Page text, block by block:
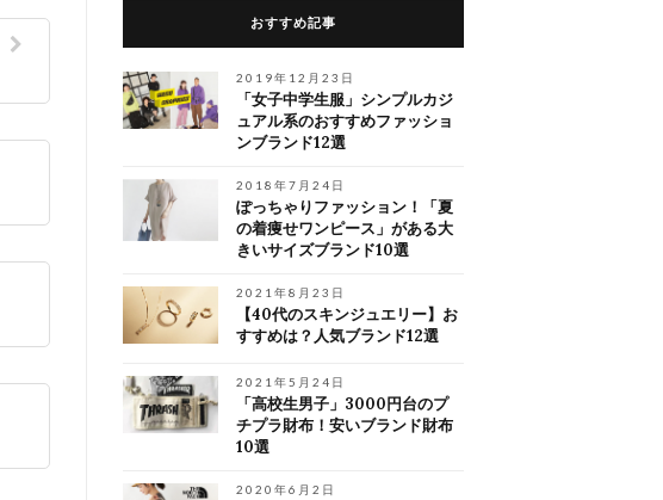
おすすめ記事
2019年12月23日
「女子中学生服」シンプルカジ
ュアル系のおすすめファッショ
ンブランド12選
2018年7月24日
ぽっちゃりファッション！「夏
の着痩せワンピース」がある大
きいサイズブランド10選
2021年8月23日
【40代のスキンジュエリー】お
すすめは？人気ブランド12選
2021年5月24日
「高校生男子」3000円台のプ
チプラ財布！安いブランド財布
10選
2020年6月2日